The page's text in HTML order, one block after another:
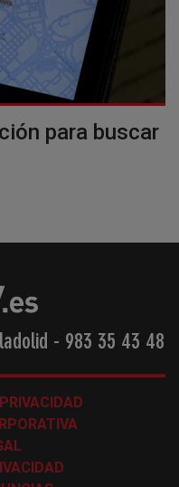
para buscar
- 983 35 43 48